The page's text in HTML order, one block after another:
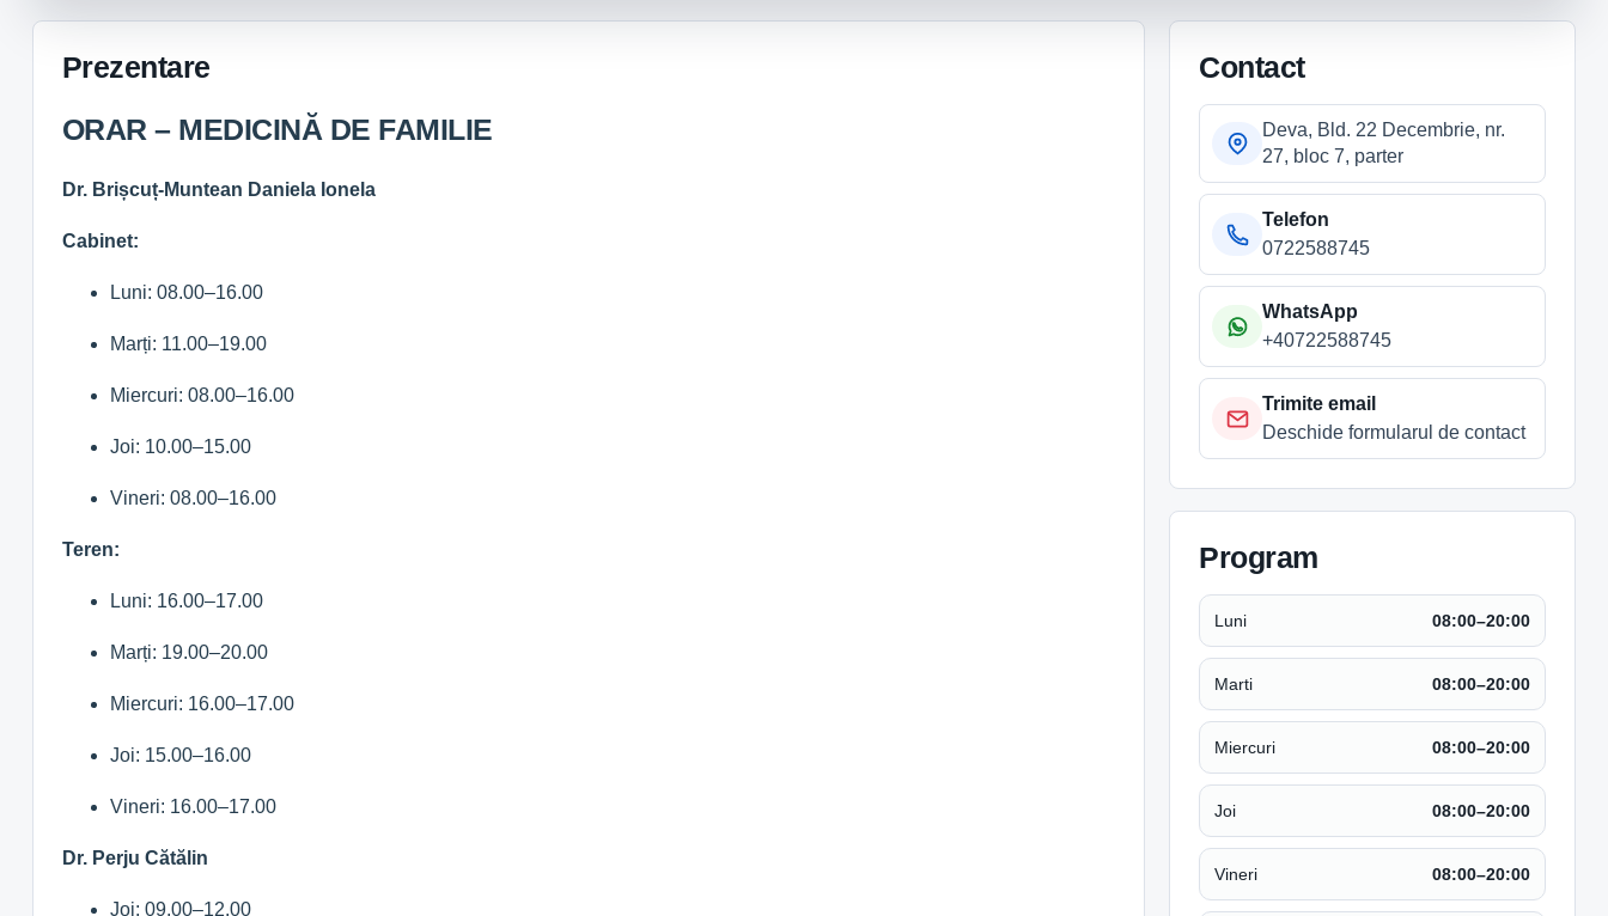
Prezentare
ORAR – MEDICINĂ DE FAMILIE
Dr. Brișcuț-Muntean Daniela Ionela
Cabinet:
Luni: 08.00–16.00
Marți: 11.00–19.00
Miercuri: 08.00–16.00
Joi: 10.00–15.00
Vineri: 08.00–16.00
Teren:
Luni: 16.00–17.00
Marți: 19.00–20.00
Miercuri: 16.00–17.00
Joi: 15.00–16.00
Vineri: 16.00–17.00
Dr. Perju Cătălin
Joi: 09.00–12.00
Contact
Deva, Bld. 22 Decembrie, nr.
27, bloc 7, parter
Telefon
0722588745
WhatsApp
+40722588745
Trimite email
Deschide formularul de contact
Program
Luni 08:00–20:00
Marti 08:00–20:00
Miercuri 08:00–20:00
Joi 08:00–20:00
Vineri 08:00–20:00